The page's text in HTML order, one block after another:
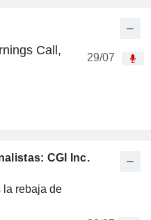
Call,
29/07
CGI Inc.
la rebaja de